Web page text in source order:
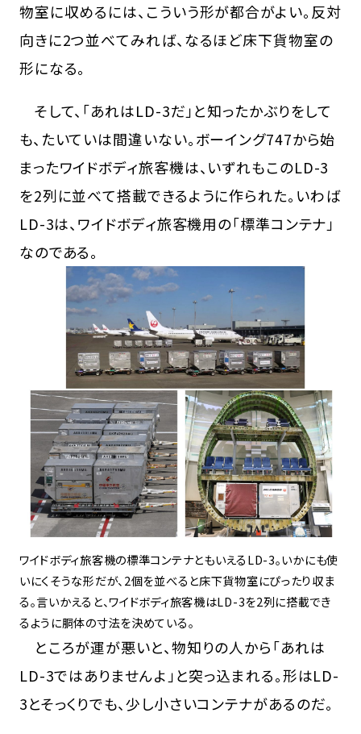
物室に収めるには、こういう形が都合がよい。反対
向きに2つ並べてみれば、なるほど床下貨物室の
形になる。
そして、「あれはLD-3だ」と知ったかぶりをして
も、たいていは間違いない。ボーイング747から始
まったワイドボディ旅客機は、いずれもこのLD-3
を2列に並べて搭載できるように作られた。いわば
LD-3は、ワイドボディ旅客機用の「標準コンテナ」
なのである。
ワイドボディ旅客機の標準コンテナともいえるLD-3。いかにも使
いにくそうな形だが、2個を並べると床下貨物室にぴったり収ま
る。言いかえると、ワイドボディ旅客機はLD-3を2列に搭載でき
るように胴体の寸法を決めている。
ところが運が悪いと、物知りの人から「あれは
LD-3ではありませんよ」と突っ込まれる。形はLD-
3とそっくりでも、少し小さいコンテナがあるのだ。